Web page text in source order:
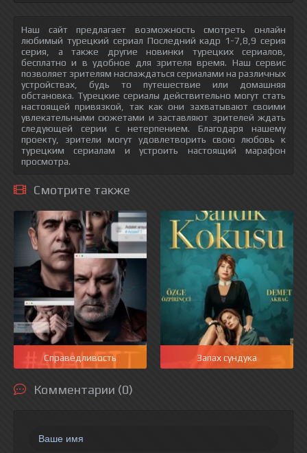
Наш сайт предлагает возможность смотреть онлайн
любимый турецкий сериал Последний кадр 1-7,8,9 серия
серия, а также другие новинки турецких сериалов,
бесплатно и в удобное для зрителя время. Наш сервис
позволяет зрителям наслаждаться сериалами на различных
устройствах, будь то путешествие или домашняя
обстановка. Турецкие сериалы действительно могут стать
настоящей привязкой, так как они захватывают своими
увлекательными сюжетами и заставляют зрителей ждать
следующей серии с нетерпением. Благодаря нашему
проекту, зрители могут удовлетворить свою любовь к
турецким сериалам и устроить настоящий марафон
просмотра.
Смотрите также
Справедливость Запах сундука
Комментарии (0)